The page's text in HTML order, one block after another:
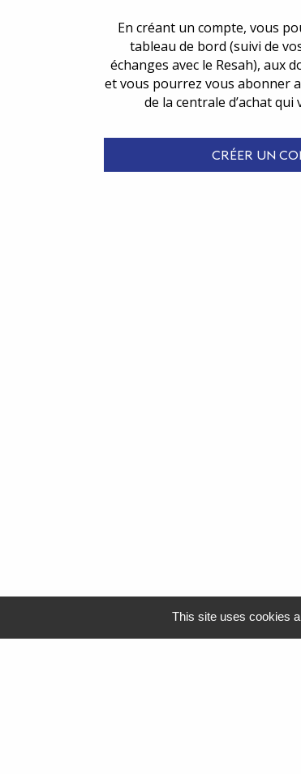
En créant un compte, vous
tableau de bord (suivi de
échanges avec le Resah), aux
et vous pourrez vous abonner
de la centrale d’achat
CRÉER UN
This site uses cookies